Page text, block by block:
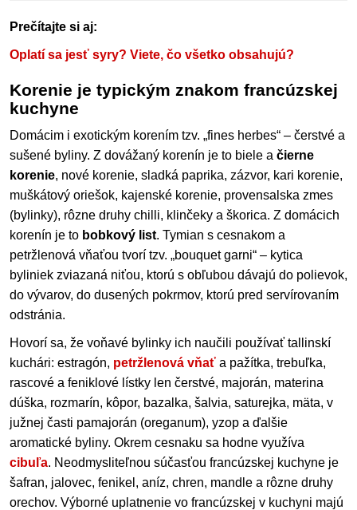
Prečítajte si aj:
Oplatí sa jesť syry? Viete, čo všetko obsahujú?
Korenie je typickým znakom francúzskej
kuchyne
Domácim i exotickým korením tzv. „fines herbes“ – čerstvé a
sušené byliny. Z dovážaný korenín je to biele a čierne
korenie, nové korenie, sladká paprika, zázvor, kari korenie,
muškátový oriešok, kajenské korenie, provensalska zmes
(bylinky), rôzne druhy chilli, klinčeky a škorica. Z domácich
korenín je to bobkový list. Tymian s cesnakom a
petržlenová vňaťou tvorí tzv. „bouquet garni“ – kytica
byliniek zviazaná niťou, ktorú s obľubou dávajú do polievok,
do vývarov, do dusených pokrmov, ktorú pred servírovaním
odstránia.
Hovorí sa, že voňavé bylinky ich naučili používať tallinskí
kuchári: estragón, petržlenová vňať a pažítka, trebuľka,
rascové a feniklové lístky len čerstvé, majorán, materina
dúška, rozmarín, kôpor, bazalka, šalvia, saturejka, mäta, v
južnej časti pamajorán (oreganum), yzop a ďalšie
aromatické byliny. Okrem cesnaku sa hodne využíva
cibuľa. Neodmysliteľnou súčasťou francúzskej kuchyne je
šafran, jalovec, fenikel, aníz, chren, mandle a rôzne druhy
orechov. Výborné uplatnenie vo francúzskej v kuchyni majú